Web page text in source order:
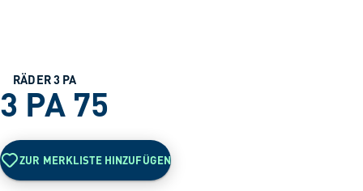
RÄDER 3 PA
3 PA 75
ZUR MERKLISTE HINZUFÜGEN